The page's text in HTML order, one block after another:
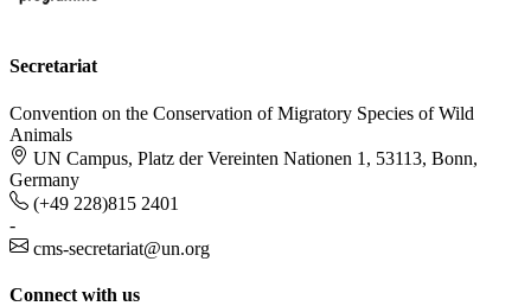
Secretariat
Convention on the Conservation of Migratory Species of Wild
Animals
UN Campus, Platz der Vereinten Nationen 1, 53113, Bonn,
Germany
(+49 228)815 2401
-
cms-secretariat@un.org
Connect with us